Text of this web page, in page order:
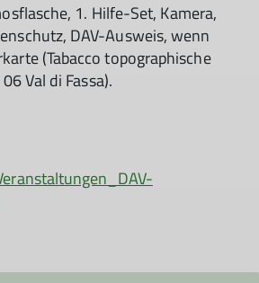
1. Hilfe-Set, Kamera,
DAV-Ausweis, wenn
(Tabacco topographische
Val di Fassa).